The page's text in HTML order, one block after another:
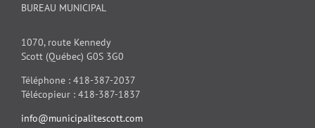
BUREAU MUNICIPAL
1070, route Kennedy
Scott (Québec) G0S 3G0
Téléphone : 418-387-2037
Télécopieur : 418-387-1837
info@municipalitescott.com